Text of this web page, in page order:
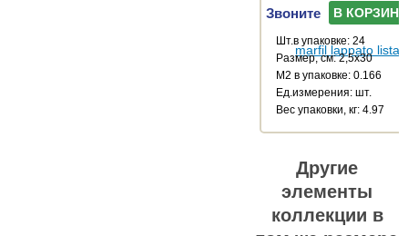
Звоните В КОРЗИНУ
Шт.в упаковке: 24
Размер, см: 2,5x30
М2 в упаковке: 0.166
Ед.измерения: шт.
Веc упаковки, кг: 4.97
Другие
элементы
коллекции в